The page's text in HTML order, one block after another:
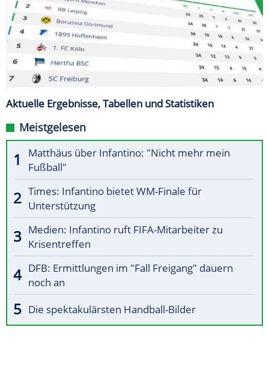
Aktuelle Ergebnisse, Tabellen und Statistiken
Meistgelesen
Matthäus über Infantino: "Nicht mehr mein
Fußball"
Times: Infantino bietet WM-Finale für
Unterstützung
Medien: Infantino ruft FIFA-Mitarbeiter zu
Krisentreffen
DFB: Ermittlungen im "Fall Freigang" dauern
noch an
Die spektakulärsten Handball-Bilder